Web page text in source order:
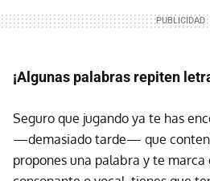
¡Algunas palabras repiten
Seguro que jugando ya te has
—demasiado tarde— que
propones una palabra y te marca